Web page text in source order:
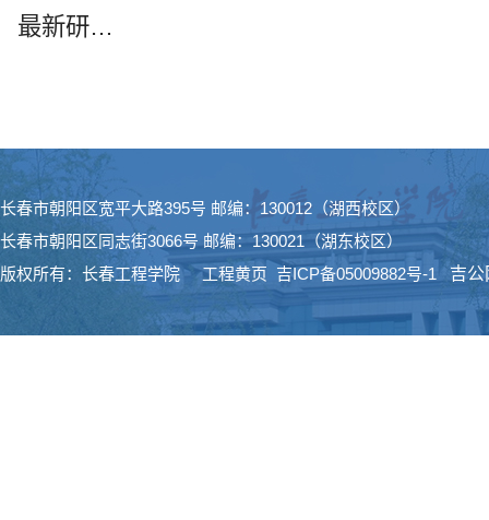
最新研…
长春市朝阳区宽平大路395号 邮编：130012（湖西校区）
长春市朝阳区同志街3066号 邮编：130021（湖东校区）
版权所有：长春工程学院工程黄页 吉ICP备05009882号-1 吉